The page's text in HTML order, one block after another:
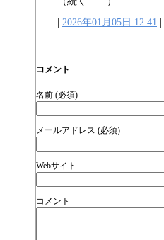
| 2026年01月05日 12:41 |
コメント
名前 (必須)
メールアドレス (必須)
Webサイト
コメント